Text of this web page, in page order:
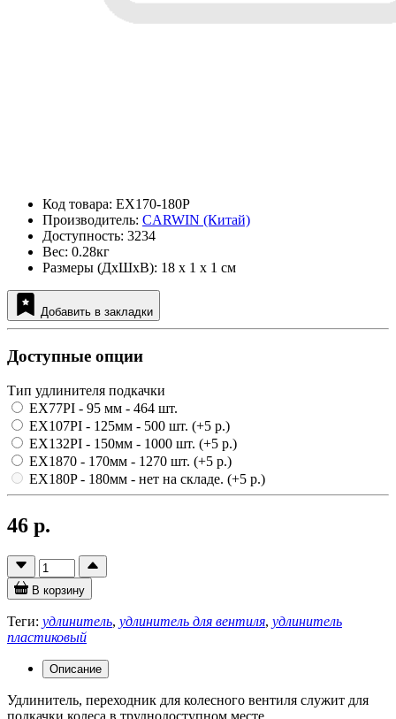
Код товара: EX170-180P
Производитель: CARWIN (Китай)
Доступность: 3234
Вес: 0.28кг
Размеры (ДxШxВ): 18 x 1 x 1 см
Добавить в закладки
Доступные опции
Тип удлинителя подкачки
EX77PI - 95 мм - 464 шт.
EX107PI - 125мм - 500 шт. (+5 р.)
EX132PI - 150мм - 1000 шт. (+5 р.)
EX1870 - 170мм - 1270 шт. (+5 р.)
EX180P - 180мм - нет на складе. (+5 р.)
46 р.
В корзину
Теги: удлинитель, удлинитель для вентиля, удлинитель
пластиковый
Описание
Удлинитель, переходник для колесного вентиля служит для
подкачки колеса в труднодоступном месте.